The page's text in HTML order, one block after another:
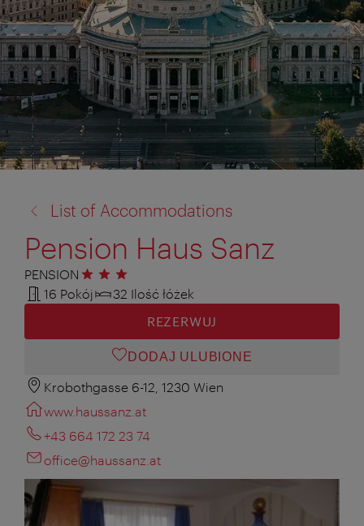
do:
List of Accommodations
Pension Haus Sanz
PENSION 3 gwiazdki
16 Pokój
32 Ilość łóżek
REZERWUJ
DODAJ ULUBIONE
Krobothgasse 6-12, 1230 Wien
www.haussanz.at
+43 664 172 23 74
office@haussanz.at